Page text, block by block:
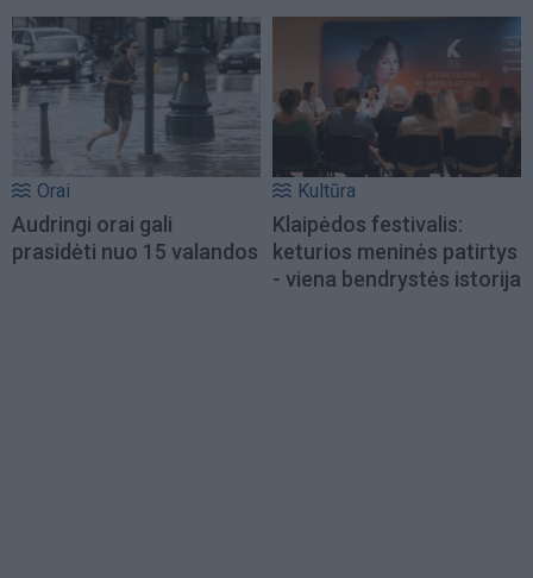
Orai
Audringi orai gali
prasidėti nuo 15 valandos
Kultūra
Klaipėdos festivalis:
keturios meninės patirtys
- viena bendrystės istorija